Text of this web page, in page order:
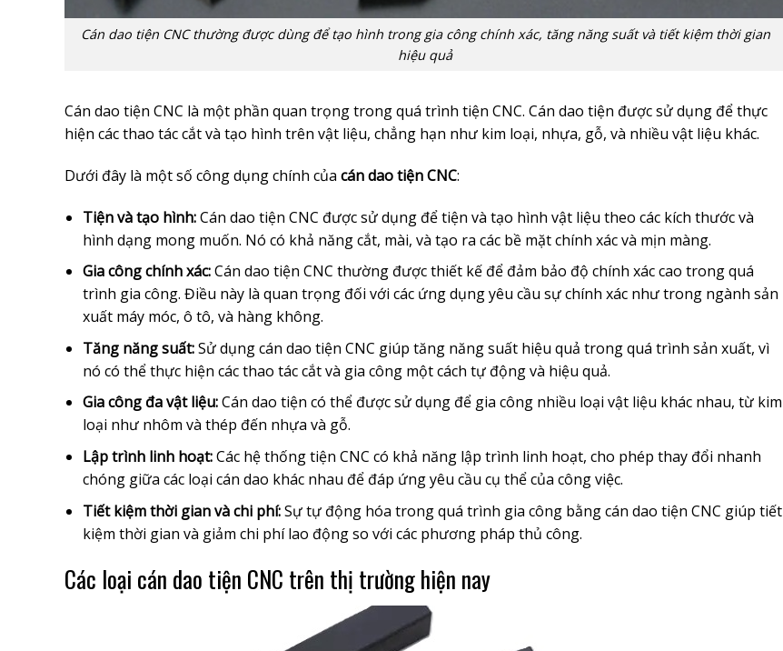
Cán dao tiện CNC thường được dùng để tạo hình trong gia công chính xác, tăng năng suất và tiết kiệm thời gian
hiệu quả
Cán dao tiện CNC là một phần quan trọng trong quá trình tiện CNC. Cán dao tiện được sử dụng để thực
hiện các thao tác cắt và tạo hình trên vật liệu, chẳng hạn như kim loại, nhựa, gỗ, và nhiều vật liệu khác.
Dưới đây là một số công dụng chính của cán dao tiện CNC:
Tiện và tạo hình:Cán dao tiện CNC được sử dụng để tiện và tạo hình vật liệu theo các kích thước và
hình dạng mong muốn. Nó có khả năng cắt, mài, và tạo ra các bề mặt chính xác và mịn màng.
Gia công chính xác:Cán dao tiện CNC thường được thiết kế để đảm bảo độ chính xác cao trong quá
trình gia công. Điều này là quan trọng đối với các ứng dụng yêu cầu sự chính xác như trong ngành sản
xuất máy móc, ô tô, và hàng không.
Tăng năng suất:Sử dụng cán dao tiện CNC giúp tăng năng suất hiệu quả trong quá trình sản xuất, vì
nó có thể thực hiện các thao tác cắt và gia công một cách tự động và hiệu quả.
Gia công đa vật liệu:Cán dao tiện có thể được sử dụng để gia công nhiều loại vật liệu khác nhau, từ kim
loại như nhôm và thép đến nhựa và gỗ.
Lập trình linh hoạt:Các hệ thống tiện CNC có khả năng lập trình linh hoạt, cho phép thay đổi nhanh
chóng giữa các loại cán dao khác nhau để đáp ứng yêu cầu cụ thể của công việc.
Tiết kiệm thời gian và chi phí:Sự tự động hóa trong quá trình gia công bằng cán dao tiện CNC giúp tiết
kiệm thời gian và giảm chi phí lao động so với các phương pháp thủ công.
Các loại cán dao tiện CNC trên thị trường hiện nay